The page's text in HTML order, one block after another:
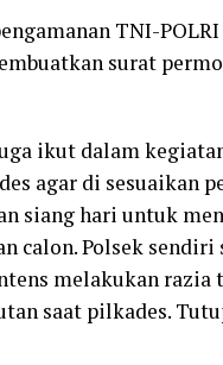
TNI-
surat
ikut dalam
agar di sesuaikan
siang hari untuk
calon. Polsek sendiri
melakukan razia
saat pilkades.